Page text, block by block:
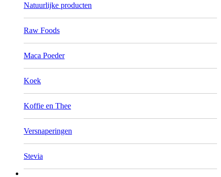
Natuurlijke producten
Raw Foods
Maca Poeder
Koek
Koffie en Thee
Versnaperingen
Stevia